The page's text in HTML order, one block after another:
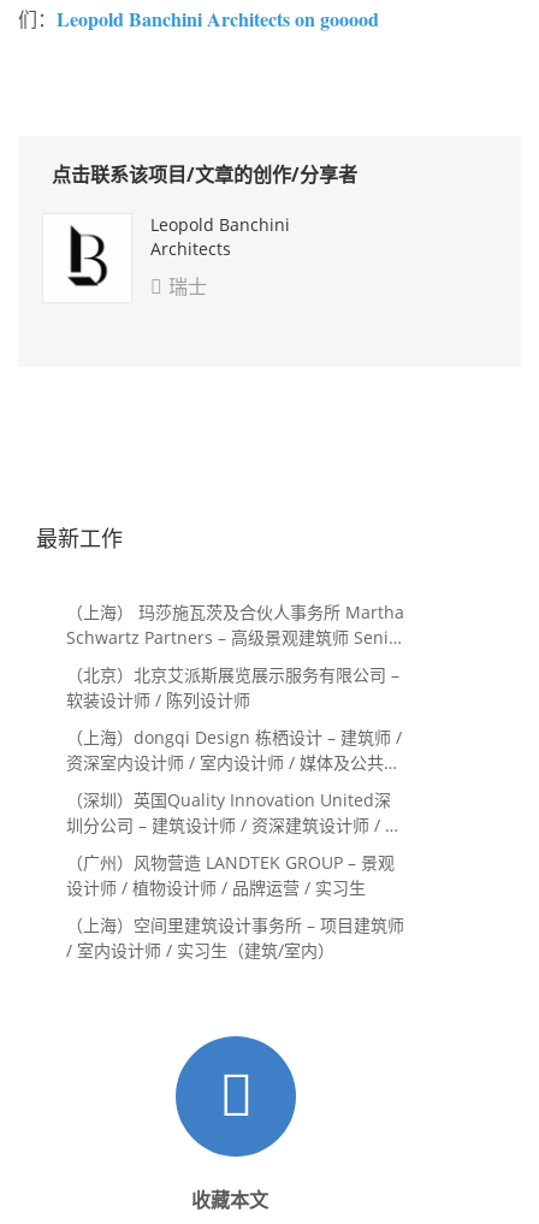
们： Leopold Banchini Architects on gooood
点击联系该项目/文章的创作/分享者
Leopold Banchini
Architects
 瑞士
最新工作
（上海） 玛莎施瓦茨及合伙人事务所 Martha
Schwartz Partners – 高级景观建筑师 Senior
Landscape Designer / 景观建筑师
Landscape Designer
（北京）北京艾派斯展览展示服务有限公司 –
软装设计师 / 陈列设计师
（上海）dongqi Design 栋栖设计 – 建筑师 /
资深室内设计师 / 室内设计师 / 媒体及公共关
系主管 / 设计实习生（常年招聘）
（深圳）英国Quality Innovation United深
圳分公司 – 建筑设计师 / 资深建筑设计师 / 室
内设计师 / 设计实习生
（广州）风物营造 LANDTEK GROUP – 景观
设计师 / 植物设计师 / 品牌运营 / 实习生
（上海）空间里建筑设计事务所 – 项目建筑师
/ 室内设计师 / 实习生（建筑/室内）
收藏本文